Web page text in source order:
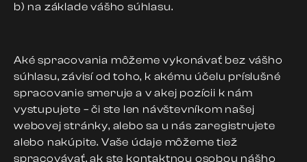
b) na základe vášho súhlasu.
Aké spracovania môžeme vykonávať bez vášho
súhlasu, závisí od toho, k akému účelu príslušné
spracovanie smeruje a v akej pozícii k nám
vystupujete – či ste len návštevníkom našej
webovej stránky, alebo sa u nás zaregistrujete
alebo nakúpite. Vaše údaje môžeme tiež
spracovávať, ak ste kontaktnou osobou nášho